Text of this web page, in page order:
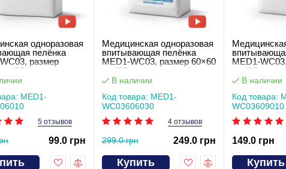
одноразовая
пелёнка
размер
(10 шт в
MED1-
5 отзывов
99.0 грн
Медицинская одноразовая
впитывающая пелёнка
MED1-WC03, размер 60×60
см (30 шт в упаковке)
В наличии
Код товара: MED1-
WC03606030
4 отзывов
299.0 грн 249.0 грн
Купить
MED1-
см (10 шт в
В наличии
Код товара:
WC03609010
149.0 грн
Купить